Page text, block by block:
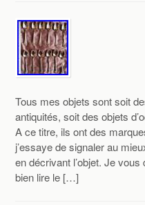
Tous mes objets sont soit
antiquités, soit des objets
A ce titre, ils ont des
j’essaye de signaler au
en décrivant l’objet. Je
bien lire le […]